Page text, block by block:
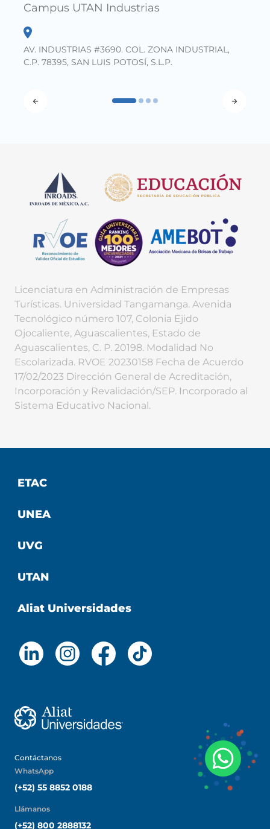
Campus UTAN Industrias
AV. INDUSTRIAS #3690. COL. ZONA INDUSTRIAL,
C.P. 78395, SAN LUIS POTOSÍ, S.L.P.
Licenciatura en Administración de Empresas
Turísticas. Universidad Tangamanga. Avenida
Tecnológico número 107, Colonia Ejido
Ojocaliente, Aguascalientes, Estado de
Aguascalientes, C. P. 20198. Modalidad No
Escolarizada. RVOE 20230158 Fecha de Acuerdo
17/02/2023 Dirección General de Acreditación,
Incorporación y Revalidación/SEP. Incorporado al
Sistema Educativo Nacional.
ETAC
UNEA
UVG
UTAN
Aliat Universidades
Contáctanos
WhatsApp
(+52) 55 8852 0188
Llámanos
(+52) 800 2888132